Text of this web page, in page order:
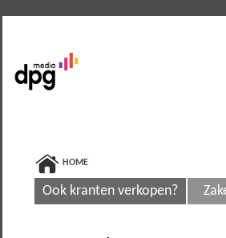
HOME
Ook kranten verkopen?